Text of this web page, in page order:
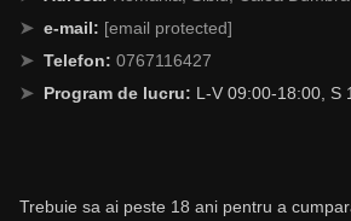
e-mail: [email protected]
Telefon: 0767116427
Program de lucru: L-V 09:00-18:00, S
Trebuie sa ai peste 18 ani pentru a